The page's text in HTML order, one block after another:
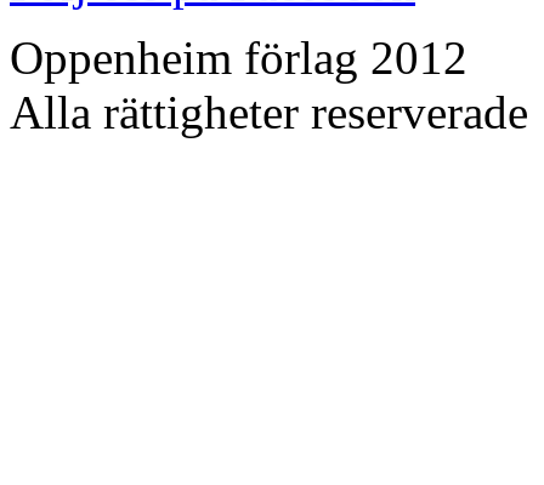
Oppenheim förlag 2012
Alla rättigheter reserverade